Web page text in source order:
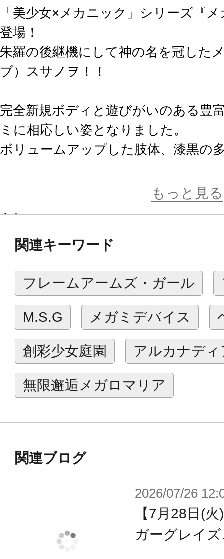
「美少女×メカニック」シリーズ『
登場！
朱羅の後継機にして神の名を冠した
ブ）スサノヲ！！
完全新規ボディと遊びがいのある豊
ミに相応しい姿となりました。
ボリュームアップした肢体、漆黒の
載、現段階でのメガミデバイスフラ
メガミデバイスは可動美少女素体に
デザインは朱羅シリーズに引き続き
浅井真紀氏設計による“マシニーカ”
しいポージングが可能です。
メガミデバイスディーラーでお馴染
プリントが実現しました。
【付属品/ギミック】
・ボリュームアップされた素体は全
・メカ腕、メカ脚はフレーム構造を
でパーツを装着できます。
・「インセインモード」「ブルータ
パーツを組み替えにより大きく形状
もっと見る
関連キーワード
フレームアームズ・ガール
M.S.G メガミデバイス
創彩少女庭園 アルカナディ
無限邂逅メガロマリア
関連ブログ
2026/07/26
【7月28日(
ガーグレイ